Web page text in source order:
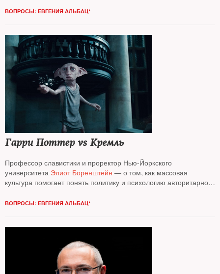
принимает решения в России
ВОПРОСЫ: ЕВГЕНИЯ АЛЬБАЦ*
Гарри Поттер vs Кремль
Профессор славистики и проректор Нью-­Йоркского
университета Элиот Боренштейн — о том, как массовая
культура помогает понять политику и психологию авторитарного
ВОПРОСЫ: ЕВГЕНИЯ АЛЬБАЦ*